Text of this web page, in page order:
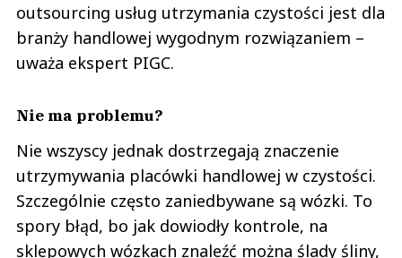
outsourcing usług utrzymania czystości jest dla
branży handlowej wygodnym rozwiązaniem –
uważa ekspert PIGC.
Nie ma problemu?
Nie wszyscy jednak dostrzegają znaczenie
utrzymywania placówki handlowej w czystości.
Szczególnie często zaniedbywane są wózki. To
spory błąd, bo jak dowiodły kontrole, na
sklepowych wózkach znaleźć można ślady śliny,